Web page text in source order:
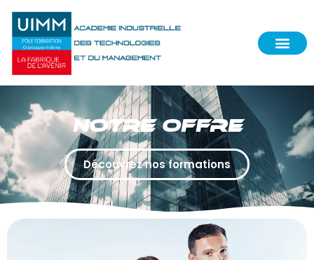
NOTRE OFFRE
Découvrez nos formations